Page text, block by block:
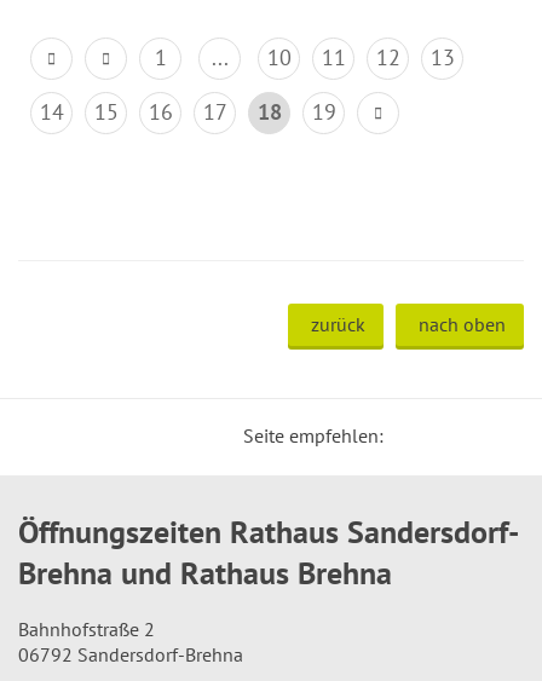
1 ... 10 11 12
13
14
15 16 17 18 19
zurück nach oben
Seite empfehlen:
Öffnungszeiten Rathaus Sandersdorf-
Brehna und Rathaus Brehna
Bahnhofstraße 2
06792 Sandersdorf-Brehna